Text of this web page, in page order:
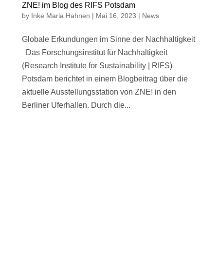
ZNE! im Blog des RIFS Potsdam
by Inke Maria Hahnen | Mai 16, 2023 | News
Globale Erkundungen im Sinne der Nachhaltigkeit
Das Forschungsinstitut für Nachhaltigkeit
(Research Institute for Sustainability | RIFS)
Potsdam berichtet in einem Blogbeitrag über die
aktuelle Ausstellungsstation von ZNE! in den
Berliner Uferhallen. Durch die...